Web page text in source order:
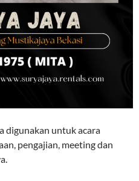
digunakan untuk acara
pengajian, meeting dan